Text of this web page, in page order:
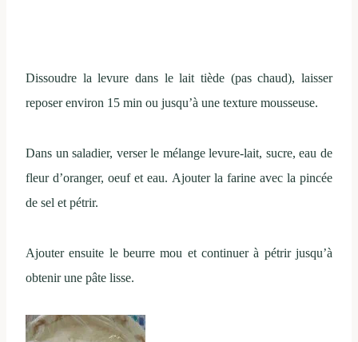
Dissoudre la levure dans le lait tiède (pas chaud), laisser
reposer environ 15 min ou jusqu’à une texture mousseuse.
Dans un saladier, verser le mélange levure-lait, sucre, eau de
fleur d’oranger, oeuf et eau. Ajouter la farine avec la pincée
de sel et pétrir.
Ajouter ensuite le beurre mou et continuer à pétrir jusqu’à
obtenir une pâte lisse.